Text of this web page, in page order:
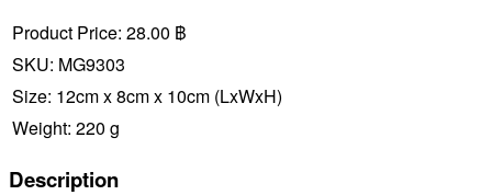
Product Price: 28.00 ฿
SKU: MG9303
Size: 12cm x 8cm x 10cm (LxWxH)
Weight: 220 g
Description